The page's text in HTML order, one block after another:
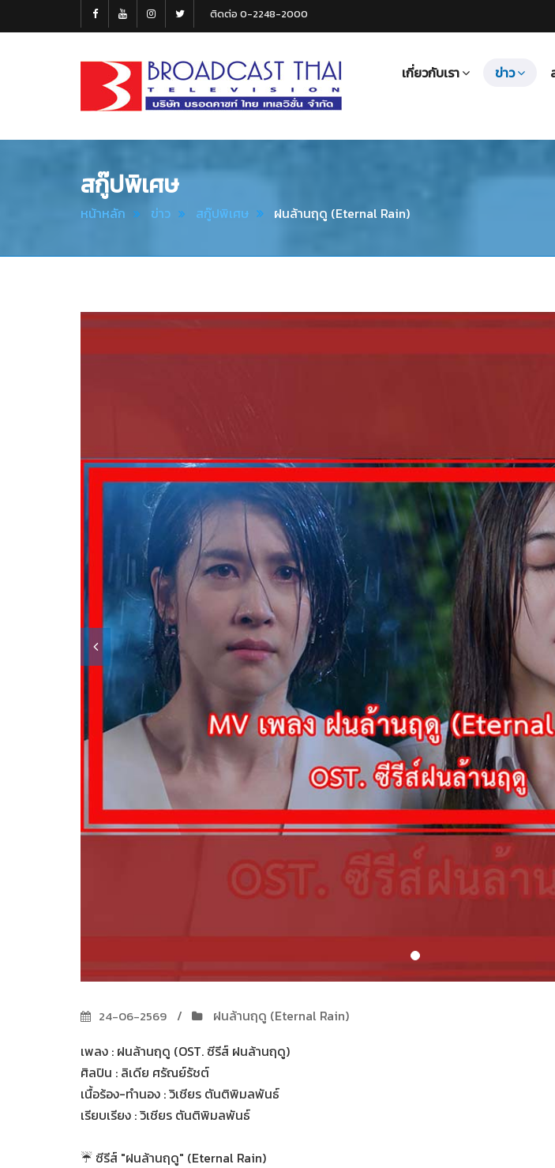
ติดต่อ 0-2248-2000
Thai
เกี่ยวกับเรา ข่าว
สกู๊ปพิเศษ
หน้าหลัก ข่าว สกู๊ปพิเศษ ฝนล้านฤดู (Eternal Rain)
24-06-2569
ฝนล้านฤดู (Eternal Rain)
เพลง : ฝนล้านฤดู (OST. ซีรีส์ ฝนล้านฤดู)
ศิลปิน : ลิเดีย ศรัณย์รัชต์
เนื้อร้อง-ทำนอง : วิเชียร ตันติพิมลพันธ์
เรียบเรียง : วิเชียร ตันติพิมลพันธ์
☔ ซีรีส์ "ฝนล้านฤดู" (Eternal Rain)